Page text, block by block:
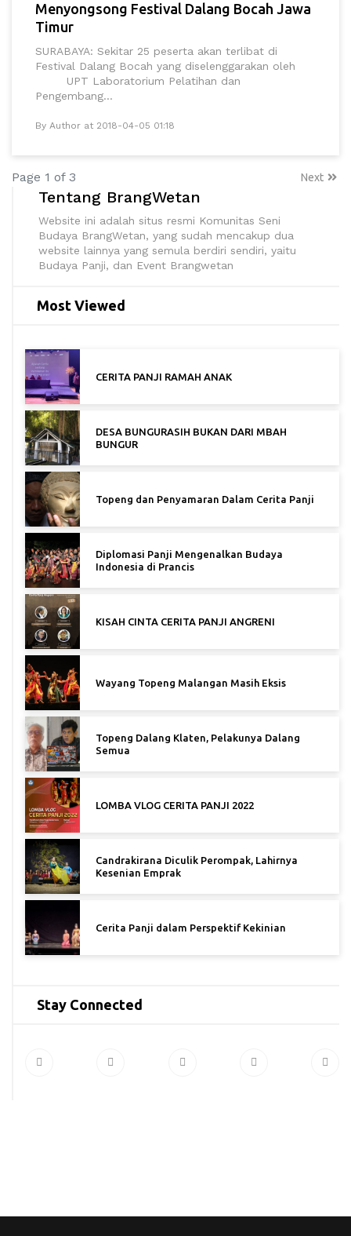
Menyongsong Festival Dalang Bocah Jawa
Timur
SURABAYA: Sekitar 25 peserta akan terlibat di
Festival Dalang Bocah yang diselenggarakan oleh
UPT Laboratorium Pelatihan dan
Pengembang...
By Author at 2018-04-05 01:18
Page 1 of 3 Next
Tentang BrangWetan
Website ini adalah situs resmi Komunitas Seni
Budaya BrangWetan, yang sudah mencakup dua
website lainnya yang semula berdiri sendiri, yaitu
Budaya Panji, dan Event Brangwetan
Most Viewed
CERITA PANJI RAMAH ANAK
DESA BUNGURASIH BUKAN DARI MBAH
BUNGUR
Topeng dan Penyamaran Dalam Cerita Panji
Diplomasi Panji Mengenalkan Budaya
Indonesia di Prancis
KISAH CINTA CERITA PANJI ANGRENI
Wayang Topeng Malangan Masih Eksis
Topeng Dalang Klaten, Pelakunya Dalang
Semua
LOMBA VLOG CERITA PANJI 2022
Candrakirana Diculik Perompak, Lahirnya
Kesenian Emprak
Cerita Panji dalam Perspektif Kekinian
Stay Connected